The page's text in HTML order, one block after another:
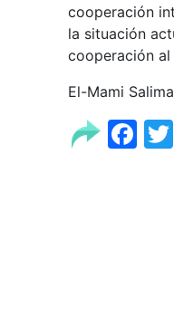
cooperación
la situación
cooperación
El-Mami